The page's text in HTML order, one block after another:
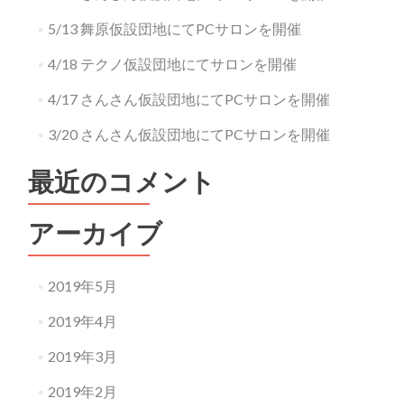
5/13 舞原仮設団地にてPCサロンを開催
4/18 テクノ仮設団地にてサロンを開催
4/17 さんさん仮設団地にてPCサロンを開催
3/20 さんさん仮設団地にてPCサロンを開催
最近のコメント
アーカイブ
2019年5月
2019年4月
2019年3月
2019年2月